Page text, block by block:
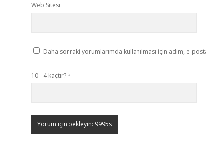
Web Sitesi
Daha sonraki yorumlarımda kullanılması için adım, e-
10 - 4 kaçtır?*